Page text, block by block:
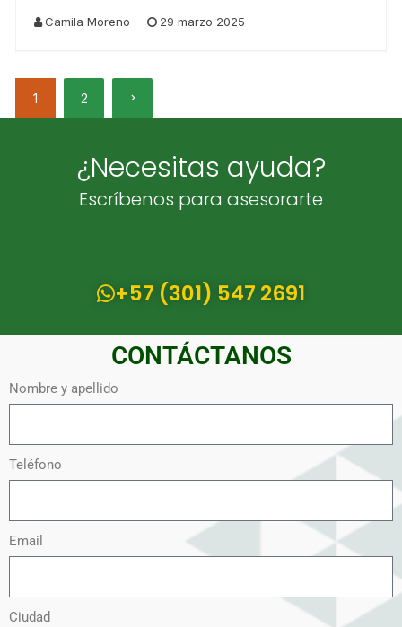
Camila Moreno 29 marzo 2025
1 2
¿Necesitas ayuda?
Escríbenos para asesorarte
+57 (301) 547 2691
CONTÁCTANOS
Nombre y apellido
Teléfono
Email
Ciudad